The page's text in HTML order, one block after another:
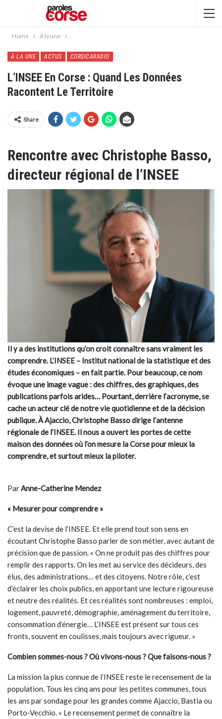
Home À la une
À LA UNE ACTUS CORSICARADIO
L’INSEE En Corse : Quand Les Données
Racontent Le Territoire
Share
Rencontre avec Christophe Basso,
directeur régional de l’INSEE
Il y a des institutions qu’on croit connaître sans vraiment les
comprendre. L’INSEE – Institut national de la statistique et des
études économiques – en fait partie. Pour beaucoup, ce nom
évoque une image vague : des chiffres, des graphiques, des
publications parfois arides… Pourtant, derrière l’acronyme, se
cache un acteur clé de notre vie quotidienne et de la décision
publique. À Ajaccio, Christophe Basso dirige l’antenne
régionale de l’INSEE. Il nous a ouvert les portes de cette
maison des données où l’on mesure la Corse pour mieux la
comprendre, et surtout mieux la piloter.
ParAnne-Catherine Mendez
« Mesurer pour comprendre »
C’est la devise de l’INSEE. Et elle prend tout son sens en
écoutant Christophe Basso parler de son métier, avec autant de
précision que de passion. « On ne produit pas des chiffres pour
remplir des rapports. On les met au service des décideurs, des
élus, des administrations… et des citoyens. Notre rôle, c’est
d’éclairer les choix publics, en apportant une lecture rigoureuse
et neutre des réalités. Et ces réalités sont nombreuses : emploi,
logement, pauvreté, démographie, aménagement du territoire,
consommation d’énergie… L’INSEE est présent sur tous ces
fronts, souvent en coulisses, mais toujours avec rigueur. »
Combien sommes-nous ? Où vivons-nous ? Que faisons-nous ?
La mission la plus connue de l’INSEE reste le recensement de la
population. Tous les cinq ans pour les petites communes, tous
les ans par sondage pour les grandes comme Ajaccio, Bastia ou
Porto-Vecchio. « Le recensement permet de connaître la